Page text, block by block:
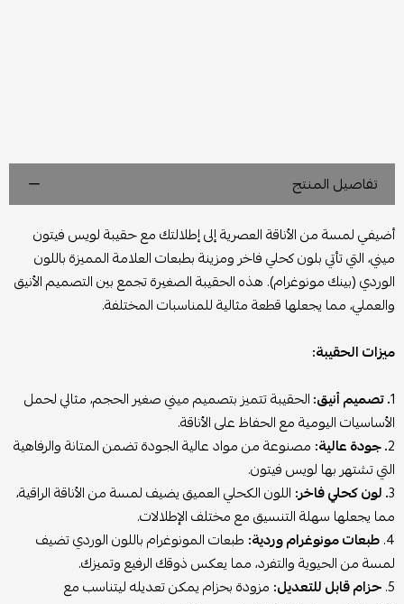
تفاصيل المنتج
أضيفي لمسة من الأناقة العصرية إلى إطلالتك مع حقيبة لويس فيتون
ميني، التي تأتي بلون كحلي فاخر ومزينة بطبعات العلامة المميزة باللون
الوردي (بينك مونوغرام). هذه الحقيبة الصغيرة تجمع بين التصميم الأنيق
والعملي، مما يجعلها قطعة مثالية للمناسبات المختلفة.
ميزات الحقيبة:
1. تصميم أنيق:الحقيبة تتميز بتصميم ميني صغير الحجم، مثالي لحمل
الأساسيات اليومية مع الحفاظ على الأناقة.
2. جودة عالية: مصنوعة من مواد عالية الجودة تضمن المتانة والرفاهية
التي تشتهر بها لويس فيتون.
3. لون كحلي فاخر: اللون الكحلي العميق يضيف لمسة من الأناقة الراقية،
مما يجعلها سهلة التنسيق مع مختلف الإطلالات.
4. طبعات مونوغرام وردية: طبعات المونوغرام باللون الوردي تضيف
لمسة من الحيوية والتفرد، مما يعكس ذوقك الرفيع وتميزك.
5. حزام قابل للتعديل: مزودة بحزام يمكن تعديله ليتناسب مع